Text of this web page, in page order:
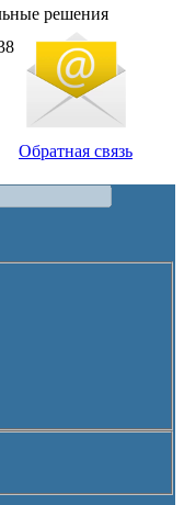
решения
Обратная связь